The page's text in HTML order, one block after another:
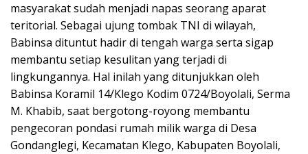
masyarakat sudah menjadi napas seorang aparat
teritorial. Sebagai ujung tombak TNI di wilayah,
Babinsa dituntut hadir di tengah warga serta sigap
membantu setiap kesulitan yang terjadi di
lingkungannya. Hal inilah yang ditunjukkan oleh
Babinsa Koramil 14/Klego Kodim 0724/Boyolali, Serma
M. Khabib, saat bergotong-royong membantu
pengecoran pondasi rumah milik warga di Desa
Gondanglegi, Kecamatan Klego, Kabupaten Boyolali,